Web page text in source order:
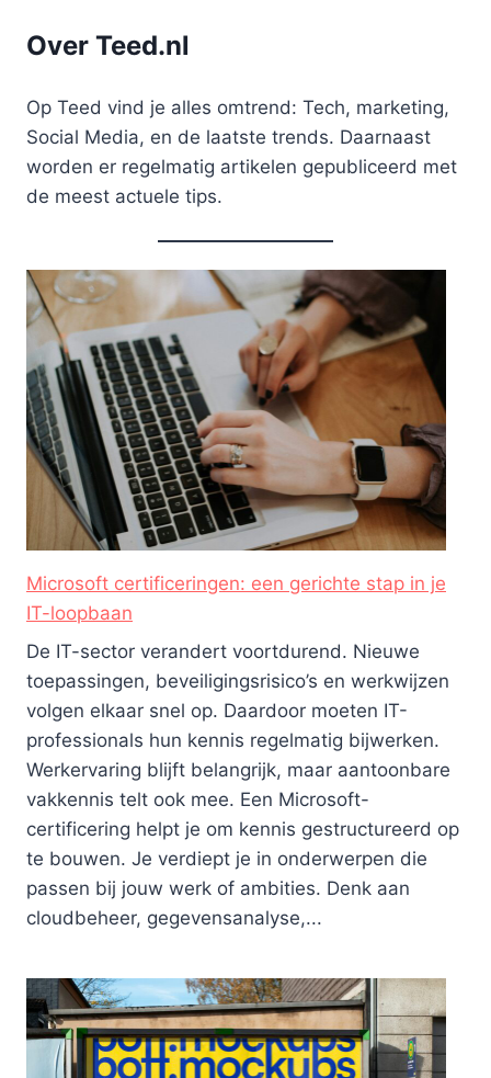
Over Teed.nl
Op Teed vind je alles omtrend: Tech, marketing,
Social Media, en de laatste trends. Daarnaast
worden er regelmatig artikelen gepubliceerd met
de meest actuele tips.
Microsoft certificeringen: een gerichte stap in je
IT-loopbaan
De IT-sector verandert voortdurend. Nieuwe
toepassingen, beveiligingsrisico’s en werkwijzen
volgen elkaar snel op. Daardoor moeten IT-
professionals hun kennis regelmatig bijwerken.
Werkervaring blijft belangrijk, maar aantoonbare
vakkennis telt ook mee. Een Microsoft-
certificering helpt je om kennis gestructureerd op
te bouwen. Je verdiept je in onderwerpen die
passen bij jouw werk of ambities. Denk aan
cloudbeheer, gegevensanalyse,...